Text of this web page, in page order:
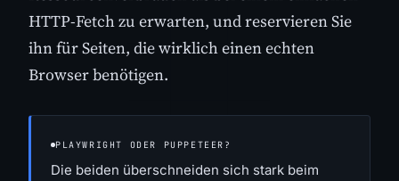
HTTP-Fetch zu erwarten, und reservieren Sie
ihn für Seiten, die wirklich einen echten
Browser benötigen.
PLAYWRIGHT ODER PUPPETEER?
Die beiden überschneiden sich stark beim